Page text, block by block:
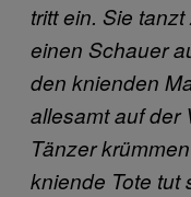
tritt ein. Sie
einen Schauer
den knienden
allesamt auf der
Tänzer
kniende Tote tut